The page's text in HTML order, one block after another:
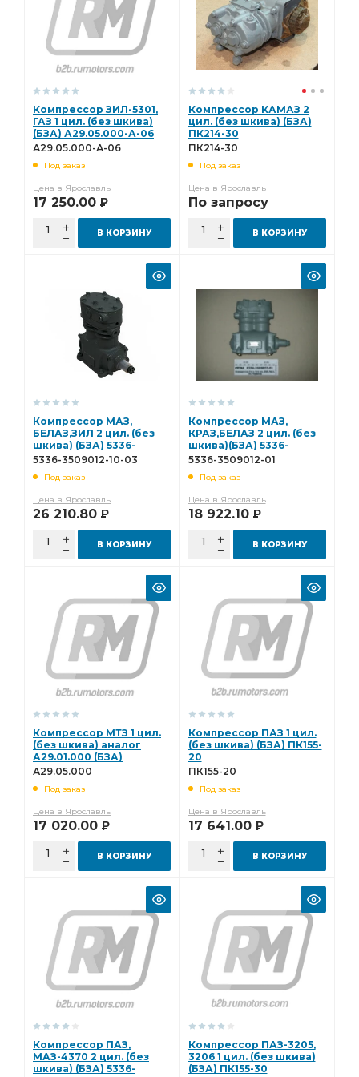
Компрессор ЗИЛ-5301,
ГАЗ 1 цил. (без шкива)
(БЗА) А29.05.000-А-06
А29.05.000-А-06
Под заказ
Цена в Ярославль
17 250.00 Р
В КОРЗИНУ
Компрессор КАМАЗ 2
цил. (без шкива) (БЗА)
ПК214-30
ПК214-30
Под заказ
Цена в Ярославль
По запросу
В КОРЗИНУ
Компрессор МАЗ,
БЕЛАЗ,ЗИЛ 2 цил. (без
шкива) (БЗА) 5336-
3509012-10-03
5336-3509012-10-03
Под заказ
Цена в Ярославль
26 210.80 Р
В КОРЗИНУ
Компрессор МАЗ,
КРАЗ,БЕЛАЗ 2 цил. (без
шкива)(БЗА) 5336-
3509012-01
5336-3509012-01
Под заказ
Цена в Ярославль
18 922.10 Р
В КОРЗИНУ
Компрессор МТЗ 1 цил.
(без шкива) аналог
А29.01.000 (БЗА)
А29.05.000
А29.05.000
Под заказ
Цена в Ярославль
17 020.00 Р
В КОРЗИНУ
Компрессор ПАЗ 1 цил.
(без шкива) (БЗА) ПК155-
20
ПК155-20
Под заказ
Цена в Ярославль
17 641.00 Р
В КОРЗИНУ
Компрессор ПАЗ,
МАЗ-4370 2 цил. (без
шкива) (БЗА) 5336-
Компрессор ПАЗ-3205,
3206 1 цил. (без шкива)
(БЗА) ПК155-30